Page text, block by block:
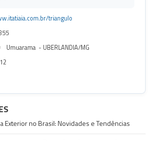
triangulo
Umuarama - UBERLANDIA/MG
Exterior no Brasil: Novidades e Tendências